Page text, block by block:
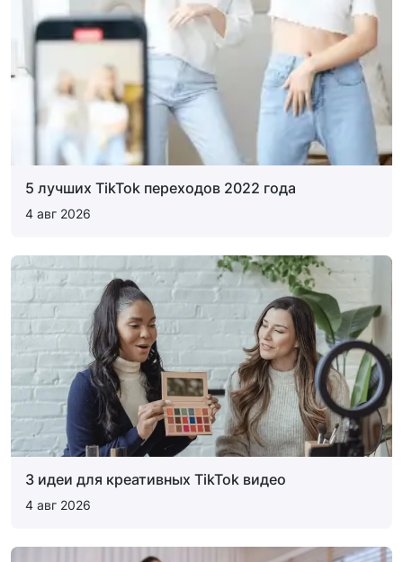
5 лучших TikTok переходов 2022 года
4 авг 2026
3 идеи для креативных TikTok видео
4 авг 2026